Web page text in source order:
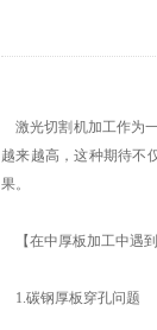
激光切割机加工作为
越来越高，这种期待不
果。
【在中厚板加工中遇到
1.碳钢厚板穿孔问题